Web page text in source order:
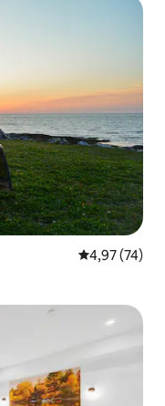
„Odabrali gosti”
Prosječna
4,97 (74)